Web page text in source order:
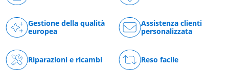
Gestione della qualità
europea
Assistenza clienti
personalizzata
Riparazioni e ricambi Reso facile